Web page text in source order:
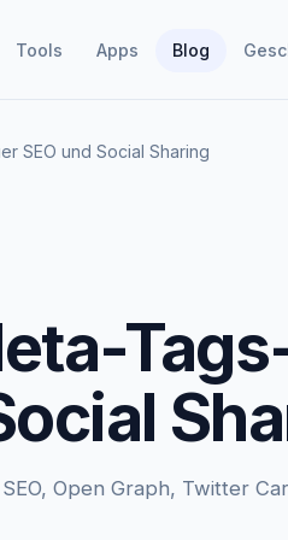
Tools Apps Blog
SEO und Social Sharing
Open Graph, Twitter